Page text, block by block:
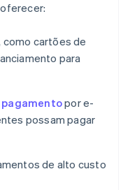
como cartões de
para
pagamentopor e-
possam pagar
de alto custo